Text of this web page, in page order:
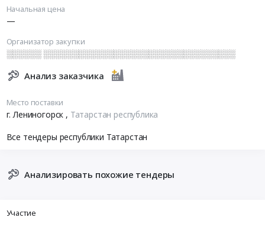
Начальная цена
—
Организатор закупки
░░░░░░ ░░░░░░░░░░░░░░░░░░░░░░░░░░░░░░░░░
Анализ заказчика
Место поставки
г. Лениногорск , Татарстан республика
Все тендеры республики Татарстан
Анализировать похожие тендеры
Участие